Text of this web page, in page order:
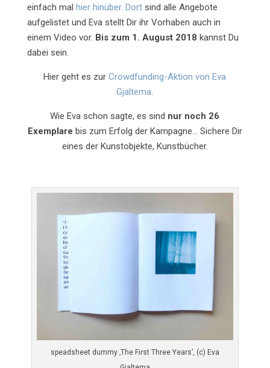
einfach mal hier hinüber. Dortsind alle Angebote
aufgelistet und Eva stellt Dir ihr Vorhaben auch in
einem Video vor. Bis zum 1. August 2018 kannst Du
dabei sein.
Hier geht es zurCrowdfunding-Aktion von Eva
Gjaltema.
Wie Eva schon sagte, es sind nur noch 26
Exemplare bis zum Erfolg der Kampagne… Sichere Dir
eines der Kunstobjekte, Kunstbücher.
speadsheet dummy ‚The First Three Years’, (c) Eva